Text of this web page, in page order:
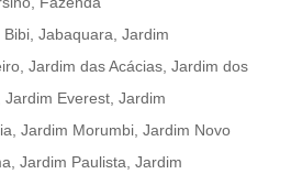
Jabaquara, Jardim
Jardim das Acácias, Jardim dos
Jardim Everest, Jardim
Jardim Morumbi, Jardim Novo
Jardim Paulista, Jardim